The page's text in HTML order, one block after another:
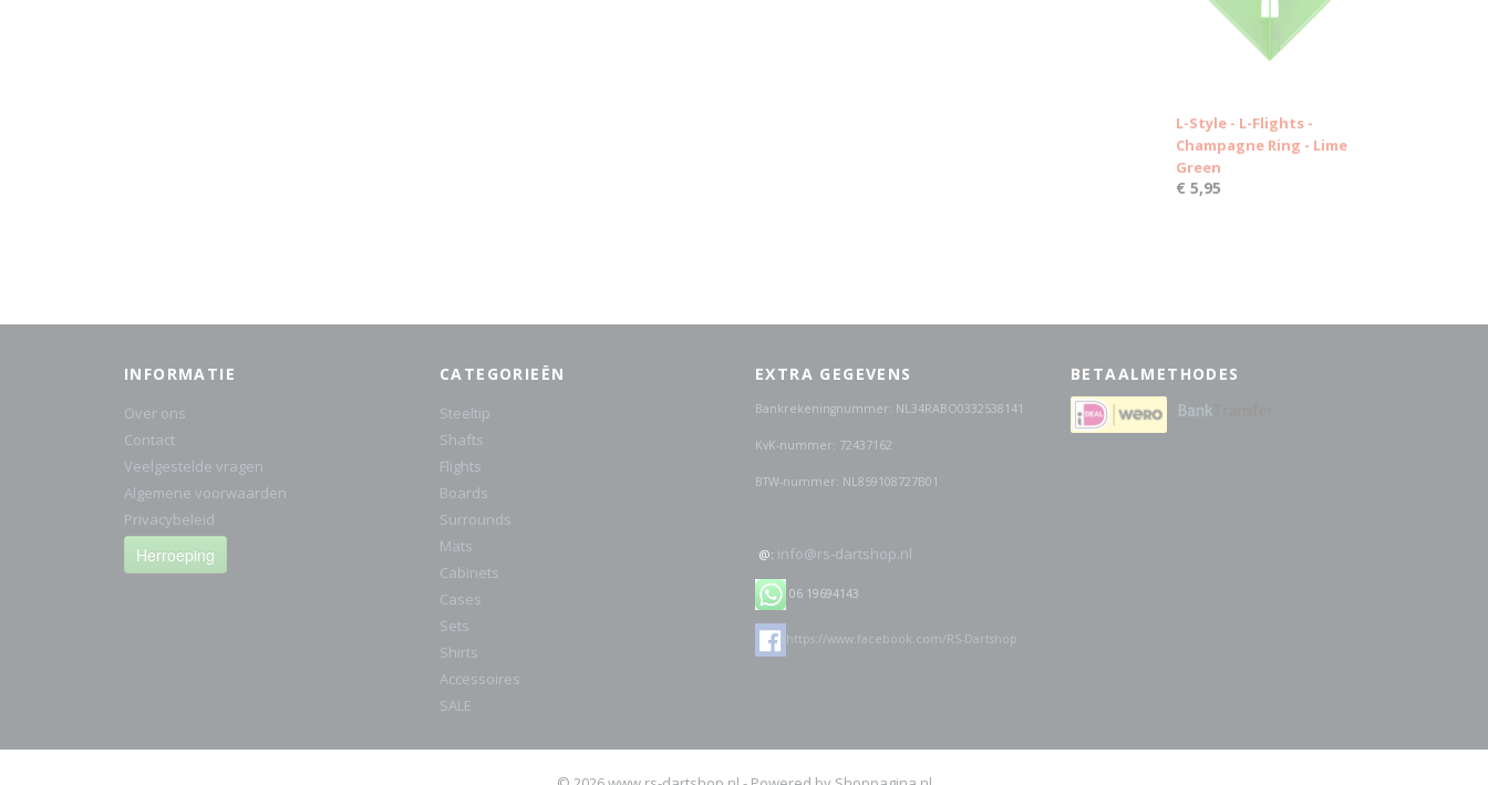
L-Style - L-Flights -
Champagne Ring - Lime
Green
€ 5,95
INFORMATIE
Over ons
Contact
Veelgestelde vragen
Algemene voorwaarden
Privacybeleid
Herroeping
CATEGORIEËN
Steeltip
Shafts
Flights
Boards
Surrounds
Mats
Cabinets
Cases
Sets
Shirts
Accessoires
SALE
EXTRA GEGEVENS
Bankrekeningnummer: NL34RABO0332538141
KvK-nummer: 72437162
BTW-nummer: NL859108727B01
@: info@rs-dartshop.nl
06 19694143
https://www.facebook.com/RS-Dartshop
BETAALMETHODES